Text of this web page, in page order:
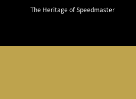
The Heritage of Speedmaster